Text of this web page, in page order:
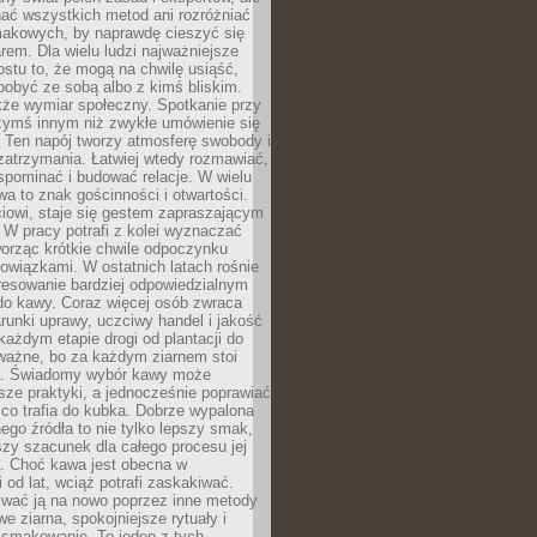
wszystkich metod ani rozróżniać
by naprawdę cieszyć się
Dla wielu ludzi najważniejsze
to, że mogą na chwilę usiąść,
ze sobą albo z kimś bliskim.
wymiar społeczny. Spotkanie przy
innym niż zwykłe umówienie się
napój tworzy atmosferę swobody i
Łatwiej wtedy rozmawiać,
i budować relacje. W wielu
to znak gościnności i otwartości.
staje się gestem zapraszającym
W pracy potrafi z kolei wyznaczać
krótkie chwile odpoczynku
W ostatnich latach rośnie
bardziej odpowiedzialnym
kawy. Coraz więcej osób zwraca
uprawy, uczciwy handel i jakość
etapie drogi od plantacji do
bo za każdym ziarnem stoi
Świadomy wybór kawy może
praktyki, a jednocześnie poprawiać
trafia do kubka. Dobrze wypalona
źródła to nie tylko lepszy smak,
szacunek dla całego procesu jej
Choć kawa jest obecna w
od lat, wciąż potrafi zaskakiwać.
ją na nowo poprzez inne metody
ziarna, spokojniejsze rytuały i